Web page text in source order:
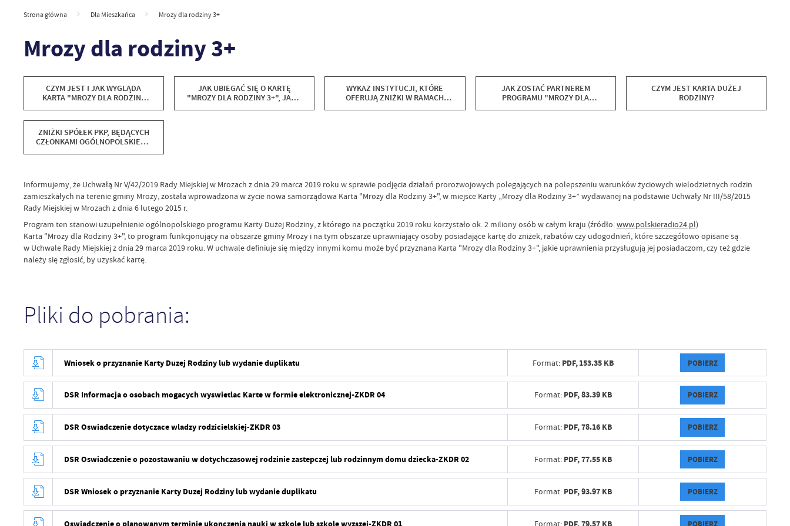
Strona główna Dla Mieszkańca Mrozy dla rodziny 3+
Mrozy dla rodziny 3+
CZYM JEST I JAK WYGLĄDA
KARTA "MROZY DLA RODZINY
JAK UBIEGAĆ SIĘ O KARTĘ
"MROZY DLA RODZINY 3+", JAK Z
WYKAZ INSTYTUCJI, KTÓRE
OFERUJĄ ZNIŻKI W RAMACH
JAK ZOSTAĆ PARTNEREM
PROGRAMU "MROZY DLA
CZYM JEST KARTA DUŻEJ
RODZINY?
ZNIŻKI SPÓŁEK PKP, BĘDĄCYCH
CZŁONKAMI OGÓLNOPOLSKIEGO
Informujemy, że Uchwałą Nr V/42/2019 Rady Miejskiej w Mrozach z dnia 29 marca 2019 roku w sprawie podjęcia działań prorozwojowych polegających na polepszeniu warunków życiowych wielodzietnych rodzin
zamieszkałych na terenie gminy Mrozy, została wprowadzona w życie nowa samorządowa Karta "Mrozy dla Rodziny 3+", w miejsce Karty „Mrozy dla Rodziny 3+” wydawanej na podstawie Uchwały Nr III/58/2015
Rady Miejskiej w Mrozach z dnia 6 lutego 2015 r.
Program ten stanowi uzupełnienie ogólnopolskiego programu Karty Dużej Rodziny, z którego na początku 2019 roku korzystało ok. 2 miliony osób w całym kraju (źródło:www.polskieradio24.pl)
Karta "Mrozy dla Rodziny 3+", to program funkcjonujący na obszarze gminy Mrozy i na tym obszarze uprawniający osoby posiadające kartę do zniżek, rabatów czy udogodnień, które szczegółowo opisane są
w Uchwale Rady Miejskiej z dnia 29 marca 2019 roku. W uchwale definiuje się między innymi komu może być przyznana Karta "Mrozy dla Rodziny 3+", jakie uprawnienia przysługują jej posiadaczom, czy też gdzie
należy się zgłosić, by uzyskać kartę.
Pliki do pobrania:
Wniosek o przyznanie Karty Duzej Rodziny lub wydanie duplikatu Format: PDF,153.35 KB POBIERZ
DSR Informacja o osobach mogacych wyswietlac Karte w formie elektronicznej-ZKDR 04 Format: PDF,83.39 KB POBIERZ
DSR Oswiadczenie dotyczace wladzy rodzicielskiej-ZKDR 03 Format: PDF,78.16 KB POBIERZ
DSR Oswiadczenie o pozostawaniu w dotychczasowej rodzinie zastepczej lub rodzinnym domu dziecka-ZKDR 02 Format: PDF,77.55 KB POBIERZ
DSR Wniosek o przyznanie Karty Duzej Rodziny lub wydanie duplikatu Format: PDF,93.97 KB POBIERZ
Format: POBIERZ